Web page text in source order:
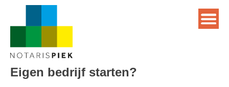
Eigen bedrijf starten?